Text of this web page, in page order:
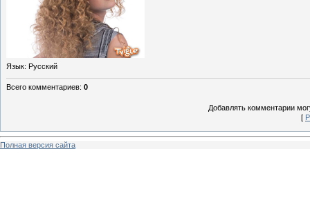
Язык: Русский
Всего комментариев: 0
Добавлять комментарии
[
Полная версия сайта